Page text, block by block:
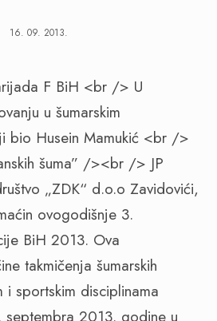
16. 09. 2013.